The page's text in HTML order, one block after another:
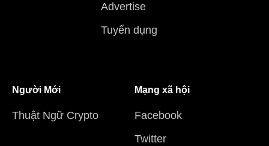
Advertise
Tuyển dụng
Người Mới
Thuật Ngữ Crypto
Mạng xã hội
Facebook
Twitter